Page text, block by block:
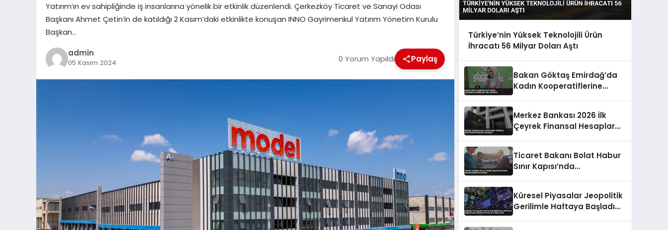
Yatırım’ın ev sahipliğinde iş insanlarına yönelik bir etkinlik düzenlendi. Çerkezköy Ticaret ve Sanayi Odası
Başkanı Ahmet Çetin’in de katıldığı 2 Kasım’daki etkinlikte konuşan INNO Gayrimenkul Yatırım Yönetim Kurulu
Başkan…
admin
05 Kasım 2024 0 Yorum Yapıldı Paylaş
Türkiye’nin Yüksek Teknolojili Ürün
İhracatı 56 Milyar Doları Aştı
Bakan Göktaş Emirdağ’da
Kadın Kooperatiflerine
Merkez Bankası 2026 İlk
Çeyrek Finansal Hesaplar
Ticaret Bakanı Bolat Habur
Sınır Kapısı’nda
Küresel Piyasalar Jeopolitik
Gerilimle Haftaya Başladı